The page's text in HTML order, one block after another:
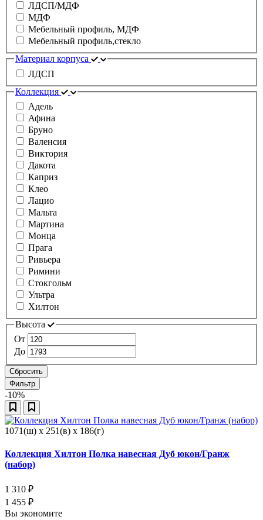
ЛДСП/МДФ
МДФ
Мебельный профиль, МДФ
Мебельный профиль,стекло
Материал корпуса
ЛДСП
Коллекция
Адель
Афина
Бруно
Валенсия
Виктория
Дакота
Каприз
Клео
Лацио
Мальта
Мартина
Монца
Прага
Ривьера
Римини
Стокгольм
Ультра
Хилтон
Высота
От
До
Сбросить
Фильтр
-10%
1071(ш) x 251(в) x 186(г)
Коллекция Хилтон Полка навесная Дуб юкон/Гранж
(набор)
1 310 ₽
1 455 ₽
Вы экономите